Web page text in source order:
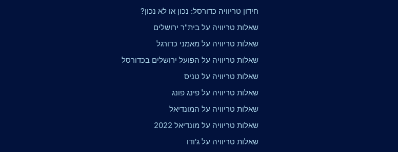
חידון טריוויה כדורסל: נכון או לא נכון?
שאלות טריוויה על בית"ר ירושלים
שאלות טריוויה על מאמני כדורגל
שאלות טריוויה על הפועל ירושלים בכדורסל
שאלות טריוויה על טניס
שאלות טריוויה על פינג פונג
שאלות טריוויה על המונדיאל
שאלות טריוויה על מונדיאל 2022
שאלות טריוויה על ג'ודו